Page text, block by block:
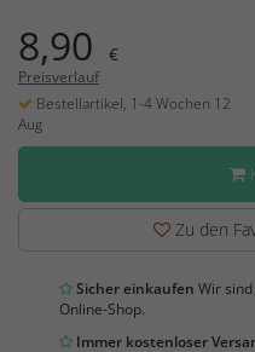
8,90 €
Preisverlauf
Bestellartikel, 1-4 Wochen 12
Aug
Zu den
Sicher einkaufen Wir
Online-Shop.
Immer kostenloser